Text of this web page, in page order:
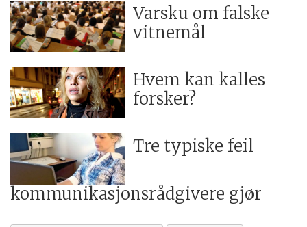
Varsku om falske
vitnemål
Hvem kan kalles
forsker?
Tre typiske feil
kommunikasjonsrådgivere gjør